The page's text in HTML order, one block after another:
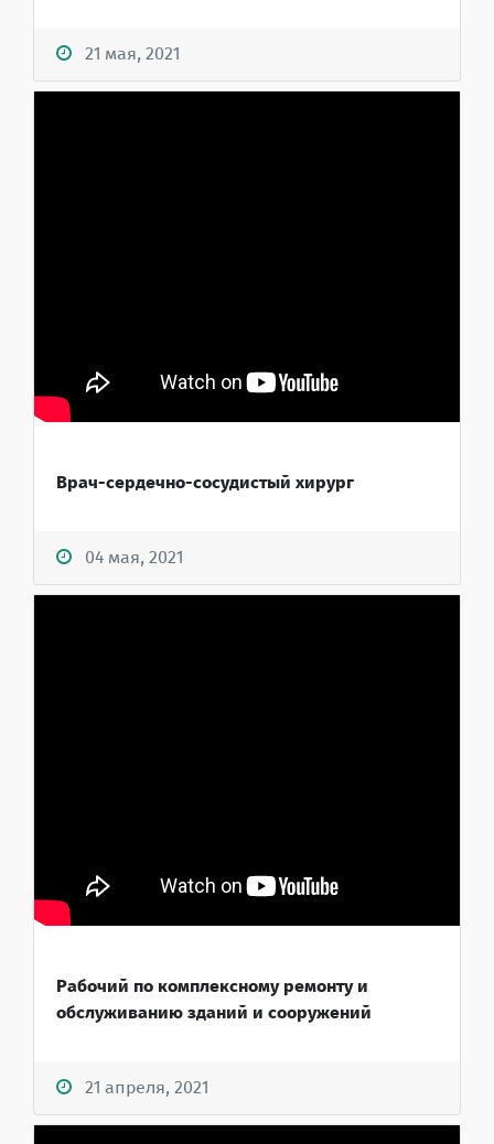
21 мая, 2021
Врач-сердечно-сосудистый хирург
04 мая, 2021
Рабочий по комплексному ремонту и
обслуживанию зданий и сооружений
21 апреля, 2021